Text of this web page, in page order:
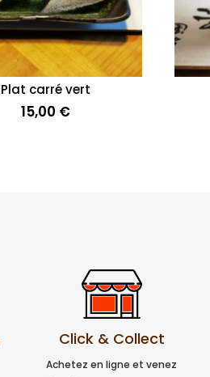
Plat carré vert
15,00 €
Click & Collect
Achetez en ligne et venez